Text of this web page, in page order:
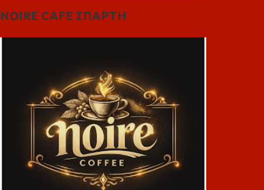
NOIRE CAFE ΣΠΑΡΤΗ